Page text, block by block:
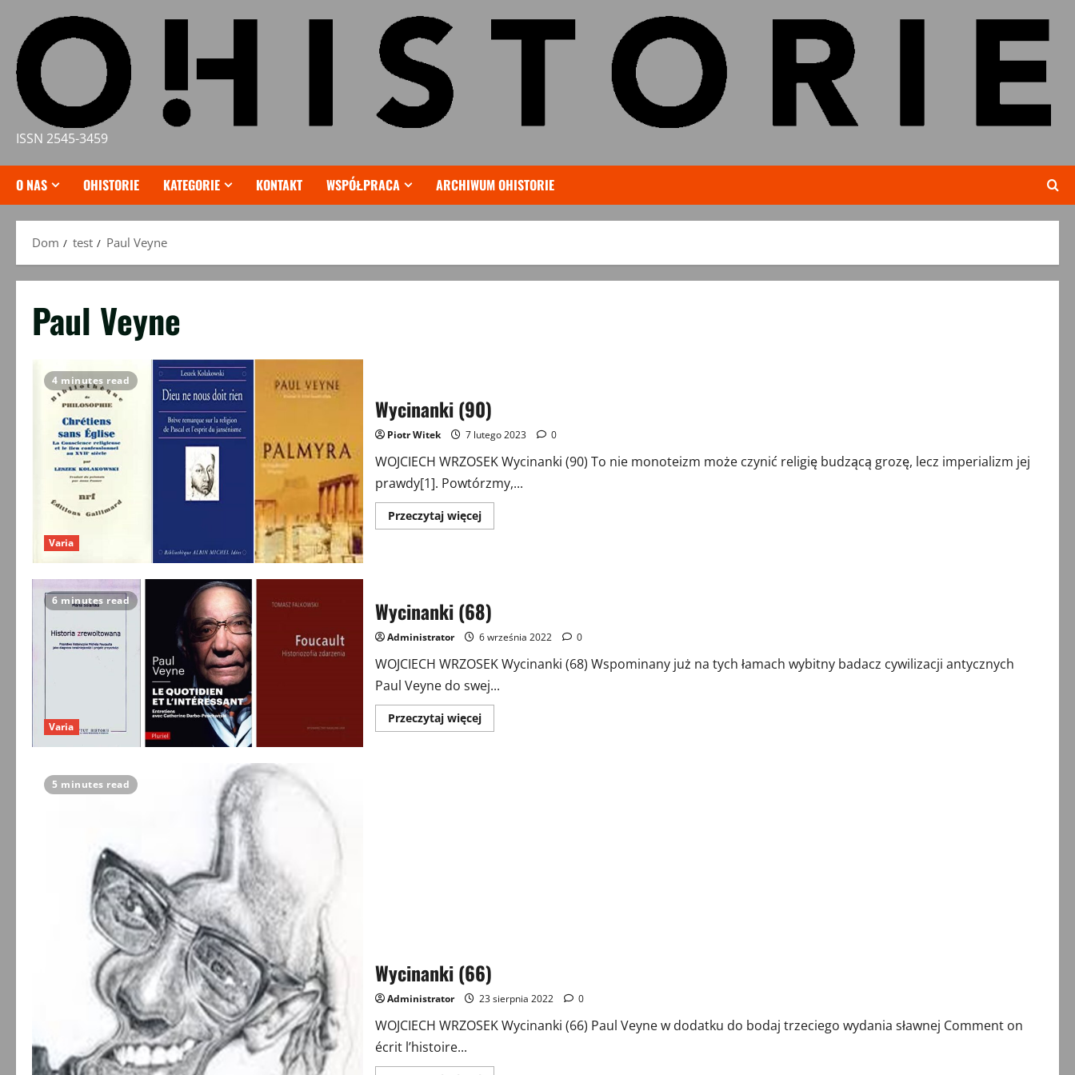
treści
ISSN 2545-3459
O NAS OHISTORIE KATEGORIE KONTAKT WSPÓŁPRACA ARCHIWUM OHISTORIE
Dom test Paul Veyne
Paul Veyne
4 minutes read
Varia
Wycinanki (90)
Piotr Witek 7 lutego 2023 0
WOJCIECH WRZOSEK Wycinanki (90) To nie monoteizm może czynić religię budzącą grozę, lecz imperializm jej
prawdy[1]. Powtórzmy,...
Przeczytaj więcejPrzeczytaj
więcej
6 minutes read
Varia
Wycinanki (68)
Administrator 6 września 2022 0
WOJCIECH WRZOSEK Wycinanki (68) Wspominany już na tych łamach wybitny badacz cywilizacji antycznych
Paul Veyne do swej...
Przeczytaj więcejPrzeczytaj
więcej
5 minutes read
Wycinanki (66)
Administrator 23 sierpnia 2022 0
WOJCIECH WRZOSEK Wycinanki (66) Paul Veyne w dodatku do bodaj trzeciego wydania sławnej Comment on
écrit l’histoire...